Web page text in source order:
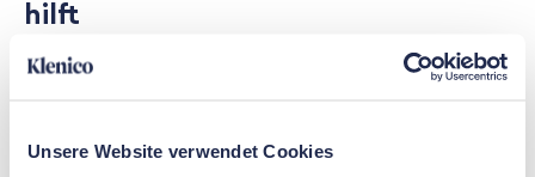
Unsere Website verwendet Cookies
hilft
kleingeredet wird. Häufig entsteht Resilienz dort, wo